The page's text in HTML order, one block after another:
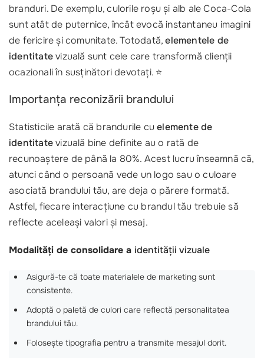
branduri. De exemplu, culorile roșu și alb ale Coca-Cola
sunt atât de puternice, încât evocă instantaneu imagini
de fericire și comunitate. Totodată,elementele de
identitatevizuală sunt cele care transformă clienții
ocazionali în susținători devotați. ⭐
Importanța reconizării brandului
Statisticile arată că brandurile cuelemente de
identitatevizuală bine definite au o rată de
recunoaștere de până la 80%. Acest lucru înseamnă că,
atunci când o persoană vede un logo sau o culoare
asociată brandului tău, are deja o părere formată.
Astfel, fiecare interacțiune cu brandul tău trebuie să
reflecte aceleași valori și mesaj.
Modalități de consolidare a identității vizuale
Asigură-te că toate materialele de marketing sunt
consistente.
Adoptă o paletă de culori care reflectă personalitatea
brandului tău.
Folosește tipografia pentru a transmite mesajul dorit.